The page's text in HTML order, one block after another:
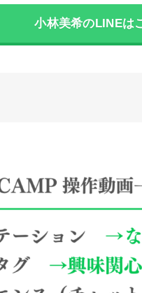
小林美希のLINEは